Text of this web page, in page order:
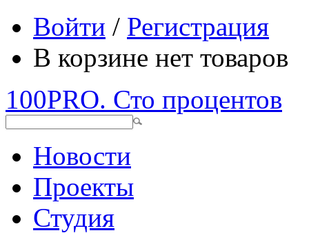
Войти / Регистрация
В корзине нет товаров
100PRO. Сто процентов
Новости
Проекты
Студия